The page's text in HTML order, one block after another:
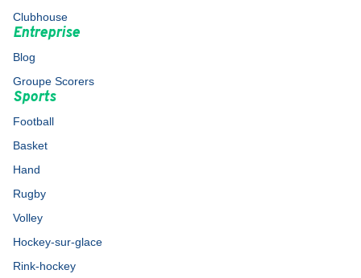
Clubhouse
Entreprise
Blog
Groupe Scorers
Sports
Football
Basket
Hand
Rugby
Volley
Hockey-sur-glace
Rink-hockey